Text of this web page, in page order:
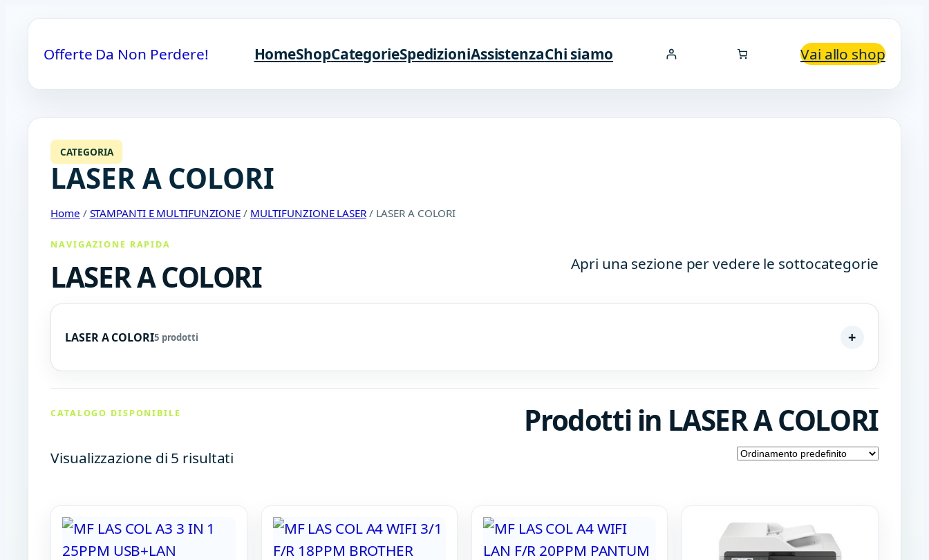
Offerte Da Non Perdere! HomeShopCategorieSpedizioniAssistenzaChi siamo Vai allo shop
CATEGORIA
LASER A COLORI
Home / STAMPANTI E MULTIFUNZIONE / MULTIFUNZIONE LASER/ LASER A COLORI
NAVIGAZIONE RAPIDA
LASER A COLORI Apri una sezione per vedere le sottocategorie
LASER A COLORI5 prodotti
CATALOGO DISPONIBILE Prodotti in LASER A COLORI
Visualizzazione di 5 risultati